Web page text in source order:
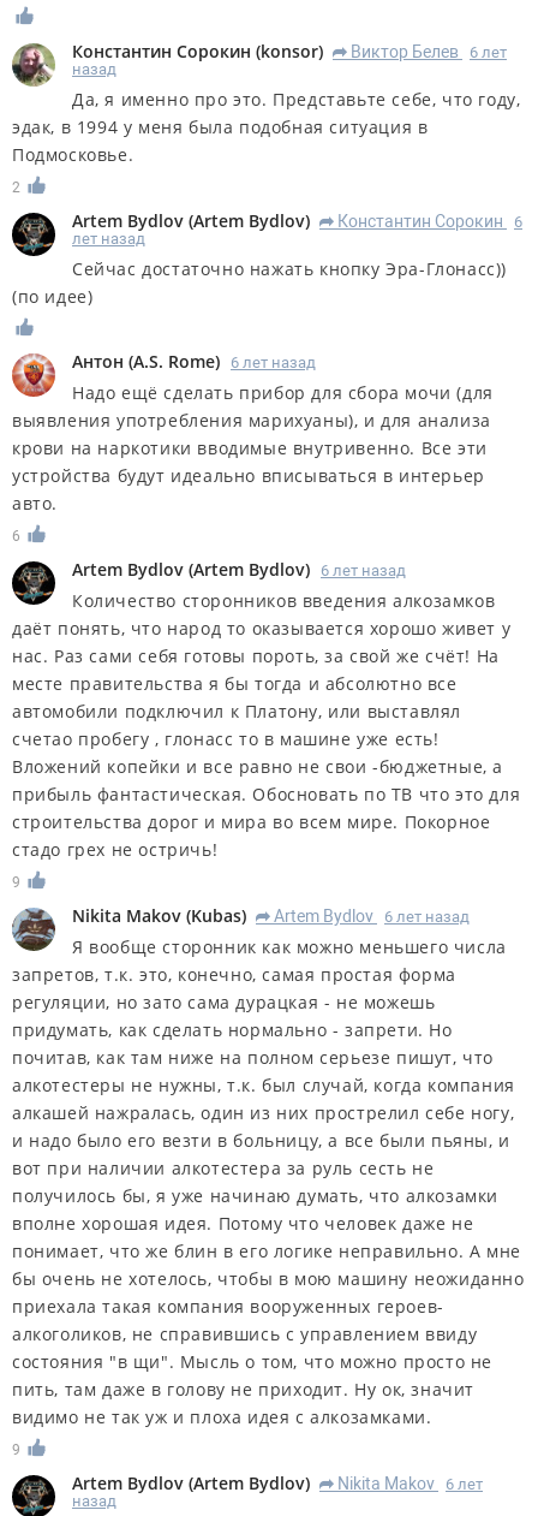
Константин Сорокин (konsor) R Виктор Белев
6 лет
назад
Да, я именно про это. Представьте себе, что году,
эдак, в 1994 у меня была подобная ситуация в
Подмосковье.
2
Artem Bydlov (Artem Bydlov) R Константин Сорокин
6
лет назад
Сейчас достаточно нажать кнопку Эра-Глонасс))
(по идее)
Антон (A.S. Rome) 6 лет назад
Надо ещё сделать прибор для сбора мочи (для
выявления употребления марихуаны), и для анализа
крови на наркотики вводимые внутривенно. Все эти
устройства будут идеально вписываться в интерьер
авто.
6
Artem Bydlov (Artem Bydlov) 6 лет назад
Количество сторонников введения алкозамков
даёт понять, что народ то оказывается хорошо живет у
нас. Раз сами себя готовы пороть, за свой же счёт! На
месте правительства я бы тогда и абсолютно все
автомобили подключил к Платону, или выставлял
счетао пробегу , глонасс то в машине уже есть!
Вложений копейки и все равно не свои -бюджетные, а
прибыль фантастическая. Обосновать по ТВ что это для
строительства дорог и мира во всем мире. Покорное
стадо грех не остричь!
9
Nikita Makov (Kubas) R Artem Bydlov 6 лет назад
Я вообще сторонник как можно меньшего числа
запретов, т.к. это, конечно, самая простая форма
регуляции, но зато сама дурацкая - не можешь
придумать, как сделать нормально - запрети. Но
почитав, как там ниже на полном серьезе пишут, что
алкотестеры не нужны, т.к. был случай, когда компания
алкашей нажралась, один из них прострелил себе ногу,
и надо было его везти в больницу, а все были пьяны, и
вот при наличии алкотестера за руль сесть не
получилось бы, я уже начинаю думать, что алкозамки
вполне хорошая идея. Потому что человек даже не
понимает, что же блин в его логике неправильно. А мне
бы очень не хотелось, чтобы в мою машину неожиданно
приехала такая компания вооруженных героев-
алкоголиков, не справившись с управлением ввиду
состояния "в щи". Мысль о том, что можно просто не
пить, там даже в голову не приходит. Ну ок, значит
видимо не так уж и плоха идея с алкозамками.
9
Artem Bydlov (Artem Bydlov) R Nikita Makov
6 лет
назад